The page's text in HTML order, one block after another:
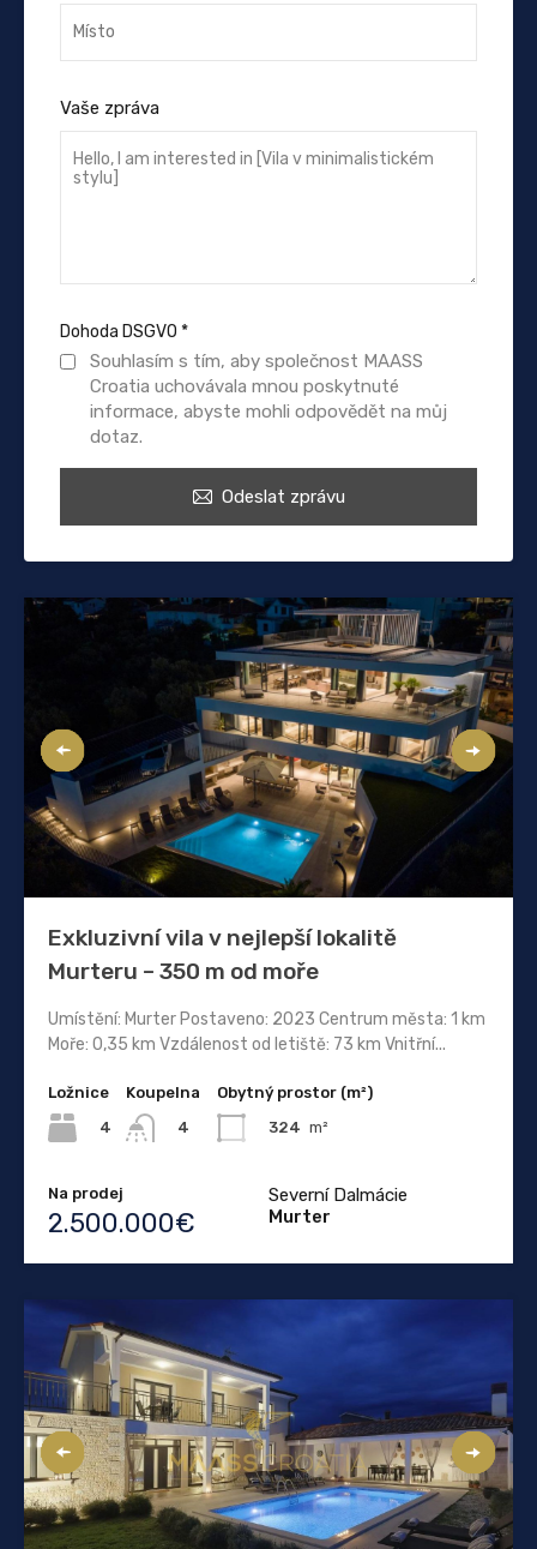
Vaše zpráva
Dohoda DSGVO *
Souhlasím s tím, aby společnost MAASS
Croatia uchovávala mnou poskytnuté
informace, abyste mohli odpovědět na můj
dotaz.
Odeslat zprávu
Exkluzivní vila v nejlepší lokalitě
Murteru – 350 m od moře
Umístění: Murter Postaveno: 2023 Centrum města: 1 km
Moře: 0,35 km Vzdálenost od letiště: 73 km Vnitřní...
Ložnice
4
Koupelna
4
Obytný prostor (m²)
324 m²
Na prodej
2.500.000€
Severní Dalmácie
Murter